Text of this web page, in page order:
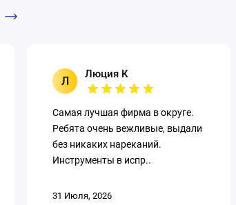
Л
Люция К
Самая лучшая фирма в округе.
Ребята очень вежливые, выдали
без никаких нареканий.
Инструменты в испр..
31 Июля, 2026